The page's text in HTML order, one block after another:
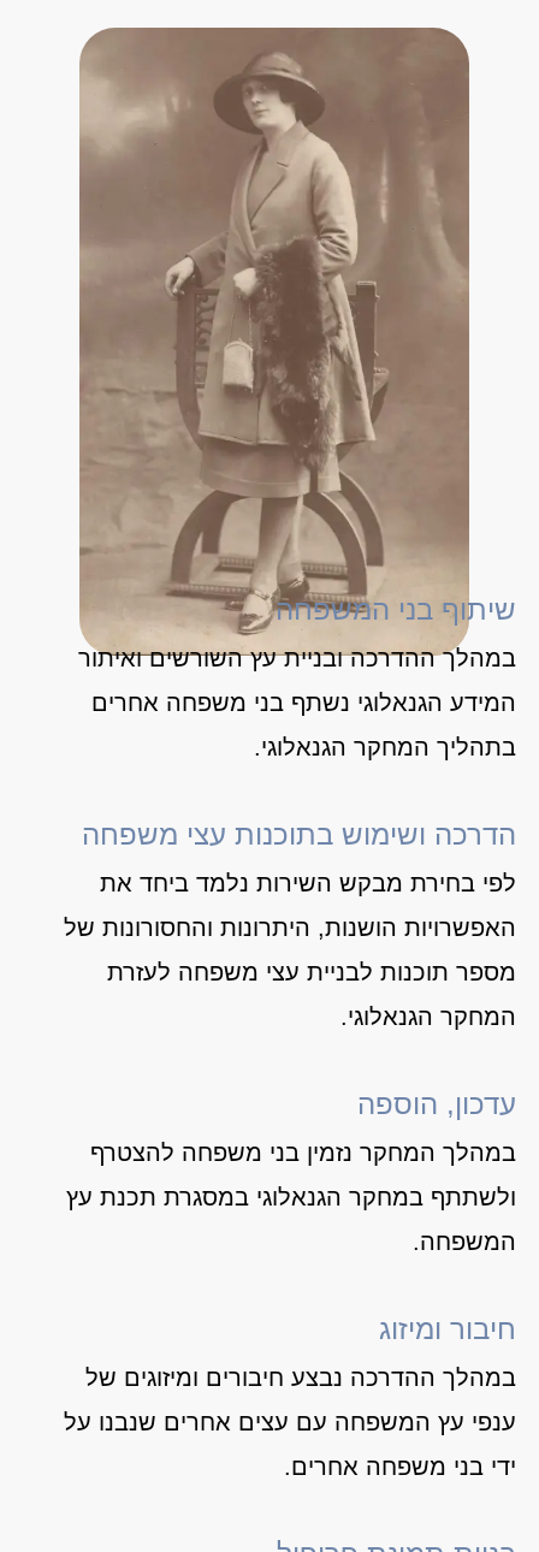
שיתוף בני המשפחה
במהלך ההדרכה ובניית עץ השורשים ואיתור
המידע הגנאלוגי נשתף בני משפחה אחרים
בתהליך המחקר הגנאלוגי.
הדרכה ושימוש בתוכנות עצי משפחה
לפי בחירת מבקש השירות נלמד ביחד את
האפשרויות הושנות, היתרונות והחסורונות של
מספר תוכנות לבניית עצי משפחה לעזרת
המחקר הגנאלוגי.
עדכון, הוספה
במהלך המחקר נזמין בני משפחה להצטרף
ולשתתף במחקר הגנאלוגי במסגרת תכנת עץ
המשפחה.
חיבור ומיזוג
במהלך ההדרכה נבצע חיבורים ומיזוגים של
ענפי עץ המשפחה עם עצים אחרים שנבנו על
ידי בני משפחה אחרים.